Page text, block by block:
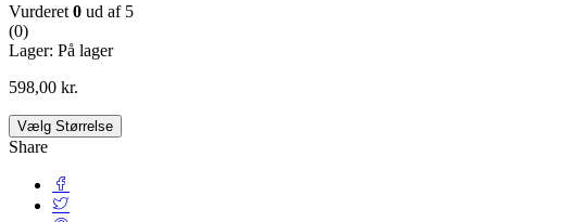
Vurderet 0 ud af 5
(0)
Lager: På lager
598,00 kr.
Vælg Størrelse
Share